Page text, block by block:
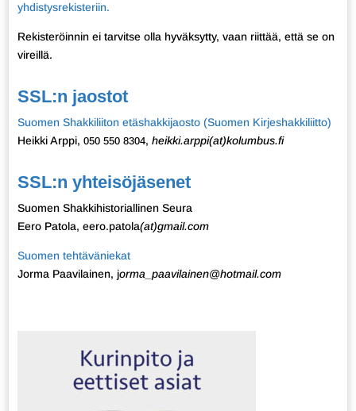
yhdistysrekisteriin.
Rekisteröinnin ei tarvitse olla hyväksytty, vaan riittää, että se on
vireillä.
SSL:n jaostot
Suomen Shakkiliiton etäshakkijaosto (Suomen Kirjeshakkiliitto)
Heikki Arppi, 050 550 8304, heikki.arppi(at)kolumbus.fi
SSL:n yhteisöjäsenet
Suomen Shakkihistoriallinen Seura
Eero Patola, eero.patola(at)gmail.com
Suomen tehtäväniekat
Jorma Paavilainen, jorma_paavilainen@hotmail.com